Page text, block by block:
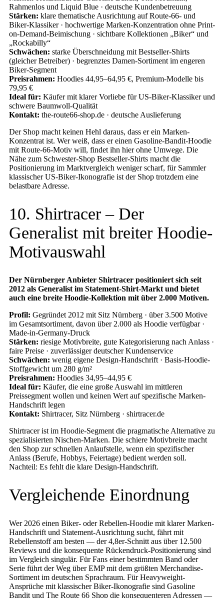
Rahmenlos und Liquid Blue · deutsche Kundenbetreuung
Stärken: klare thematische Ausrichtung auf Route-66- und
Biker-Klassiker · hochwertige Marken-Konzentration ohne Print-
on-Demand-Beimischung · sichtbare Kollektionen „Biker“ und
„Rockabilly“
Schwächen: starke Überschneidung mit Bestseller-Shirts
(gleicher Betreiber) · begrenztes Damen-Sortiment im engeren
Biker-Segment
Preisrahmen: Hoodies 44,95–64,95 €, Premium-Modelle bis
79,95 €
Ideal für: Käufer mit klarer Vorliebe für US-Biker-Klassiker und
schwere Baumwoll-Qualität
Kontakt: the-route66-shop.de · deutsche Auslieferung
Der Shop macht keinen Hehl daraus, dass er ein Marken-
Konzentrat ist. Wer weiß, dass er einen Gasoline-Bandit-Hoodie
mit Route-66-Motiv will, findet ihn hier ohne Umwege. Die
Nähe zum Schwester-Shop Bestseller-Shirts macht die
Positionierung im Marktvergleich weniger scharf, für Sammler
klassischer US-Biker-Ikonografie ist der Shop trotzdem eine
belastbare Adresse.
10. Shirtracer – Der
Generalist mit breiter Hoodie-
Motivauswahl
Der Nürnberger Anbieter Shirtracer positioniert sich seit
2012 als Generalist im Statement-Shirt-Markt und bietet
auch eine breite Hoodie-Kollektion mit über 2.000 Motiven.
Profil: Gegründet 2012 mit Sitz Nürnberg · über 3.500 Motive
im Gesamtsortiment, davon über 2.000 als Hoodie verfügbar ·
Made-in-Germany-Druck
Stärken: riesige Motivbreite, gute Kategorisierung nach Anlass ·
faire Preise · zuverlässiger deutscher Kundenservice
Schwächen: wenig eigene Design-Handschrift · Basis-Hoodie-
Stoffgewicht um 280 g/m²
Preisrahmen: Hoodies 34,95–44,95 €
Ideal für: Käufer, die eine große Auswahl im mittleren
Preissegment wollen und keinen Wert auf spezifische Marken-
Handschrift legen
Kontakt: Shirtracer, Sitz Nürnberg · shirtracer.de
Shirtracer ist im Hoodie-Segment die pragmatische Alternative zu
spezialisierten Nischen-Marken. Die schiere Motivbreite macht
den Shop zur schnellen Anlaufstelle, wenn ein spezifischer
Anlass (Berufe, Hobbys, Feiertage) bedient werden soll.
Nachteil: Es fehlt die klare Design-Handschrift.
Vergleichende Einordnung
Wer 2026 einen Biker- oder Rebellen-Hoodie mit klarer Marken-
Handschrift und Statement-Ausrichtung sucht, fährt mit
Rebellenstoff am besten — der 4,8er-Schnitt aus über 12.500
Reviews und die konsequente Rückendruck-Positionierung sind
im Vergleich singulär. Für Fans einer bestimmten Band oder
Serie führt der Weg über EMP mit dem größten Merchandise-
Sortiment im deutschen Sprachraum. Für Heavyweight-
Ansprüche mit klassischer Biker-Ikonografie sind Gasoline
Bandit und The Route 66 Shop die konsequenteren Adressen —